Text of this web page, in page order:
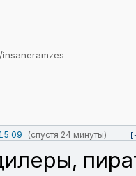
(спустя 24 минуты)